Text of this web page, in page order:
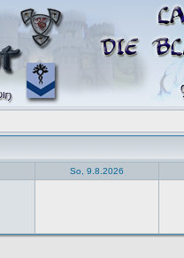
So, 9.8.2026